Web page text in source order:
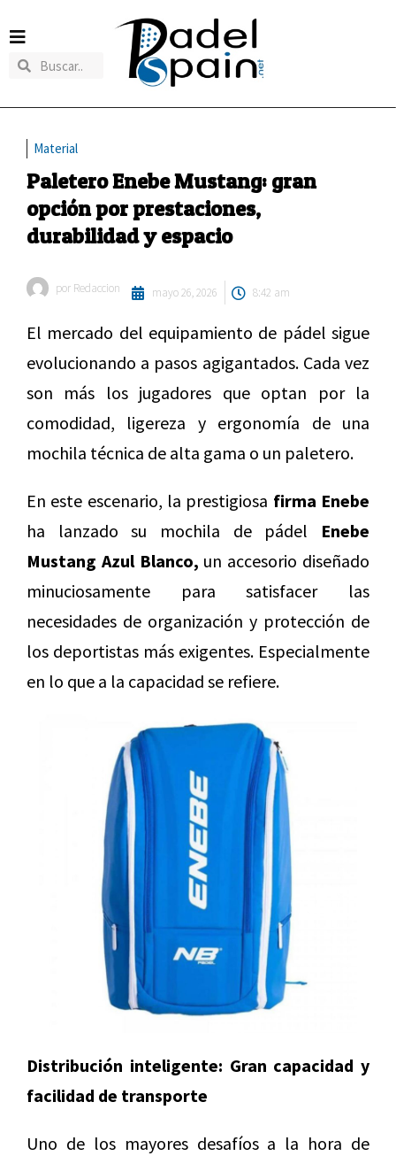
Material
Paletero Enebe Mustang: gran
opción por prestaciones,
durabilidad y espacio
por Redaccion mayo 26, 2026 8:42 am
El mercado del equipamiento de pádel sigue
evolucionando a pasos agigantados. Cada vez
son más los jugadores que optan por la
comodidad, ligereza y ergonomía de una
mochila técnica de alta gama o un paletero.
En este escenario, la prestigiosa firma Enebe
ha lanzado su mochila de pádel Enebe
Mustang Azul Blanco, un accesorio diseñado
minuciosamente para satisfacer las
necesidades de organización y protección de
los deportistas más exigentes. Especialmente
en lo que a la capacidad se refiere.
Distribución inteligente: Gran capacidad y
facilidad de transporte
Uno de los mayores desafíos a la hora de